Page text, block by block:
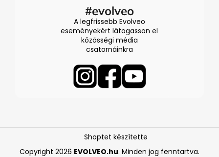
#evolveo
A legfrissebb Evolveo
eseményekért látogasson el
közösségi média
csatornáinkra
Shoptet készítette
Copyright 2026 EVOLVEO.hu. Minden jog fenntartva.